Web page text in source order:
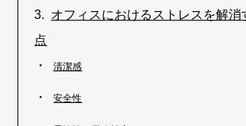
オフィスにおけるストレスを解消
点
清潔感
安全性